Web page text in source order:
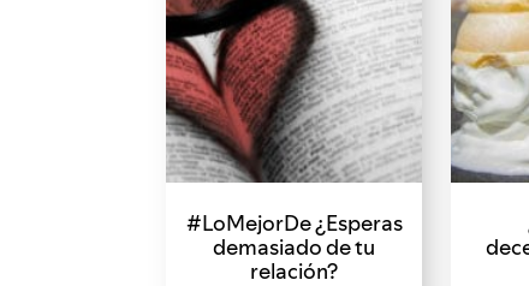
#LoMejorDe ¿Esperas
demasiado de tu
relación?